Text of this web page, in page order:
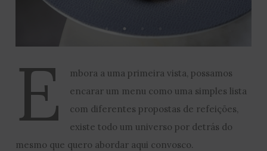
E
mbora a uma primeira vista, possamos
encarar um menu como uma simples lista
com diferentes propostas de refeições,
existe todo um universo por detrás do
mesmo que quero abordar aqui convosco.